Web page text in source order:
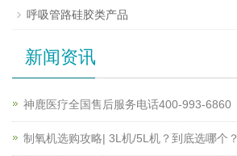
呼吸管路硅胶类产品
新闻资讯
神鹿医疗全国售后服务电话400-993-6860
制氧机选购攻略| 3L机/5L机？到底选哪个？